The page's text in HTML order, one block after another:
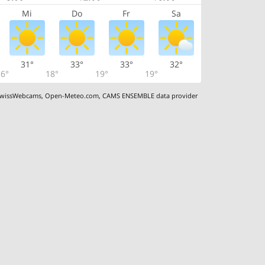
Mi Do Fr Sa
31°
18°
33°
19°
33°
19°
32°
,Open-Meteo.com,CAMS ENSEMBLE data provider